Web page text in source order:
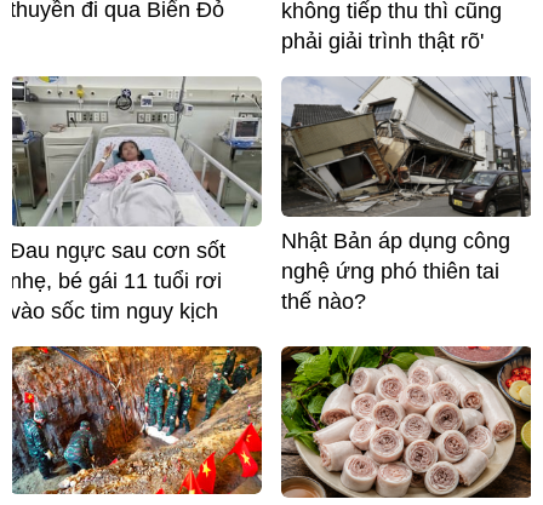
thuyền đi qua Biển Đỏ
không tiếp thu thì cũng
phải giải trình thật rõ'
Đau ngực sau cơn sốt
nhẹ, bé gái 11 tuổi rơi
vào sốc tim nguy kịch
Nhật Bản áp dụng công
nghệ ứng phó thiên tai
thế nào?